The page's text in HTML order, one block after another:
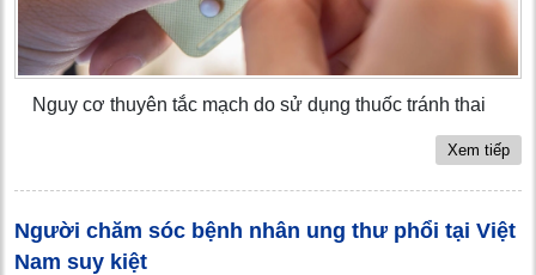
Nguy cơ thuyên tắc mạch do sử dụng thuốc tránh thai
Xem tiếp
Người chăm sóc bệnh nhân ung thư phổi tại Việt
Nam suy kiệt